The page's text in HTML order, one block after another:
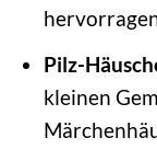
Pilz-
kleinen